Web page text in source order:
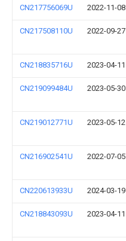
CN217756069U 2022-11-08
CN217508110U 2022-09-27
CN218835716U 2023-04-11
CN219099484U 2023-05-30
CN219012771U 2023-05-12
CN216902541U 2022-07-05
CN220613933U 2024-03-19
CN218843093U 2023-04-11